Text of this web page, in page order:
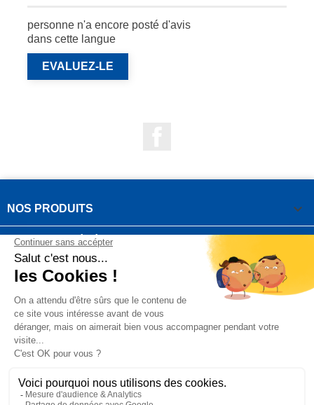
personne n'a encore posté d'avis
dans cette langue
EVALUEZ-LE
NOS PRODUITS 
NOTRE SOCIÉTÉ
VOTRE COMPTE
INFORMATIONS DE LA BOUTIQUE
QUESTIONS FRÉQUEMMENT POSÉES